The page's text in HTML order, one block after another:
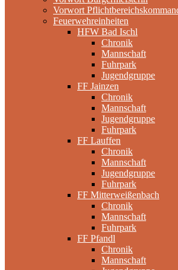
Vorwort
Feuerwehreinheiten
HFW Bad Ischl
Chronik
Mannschaft
Fuhrpark
Jugendgruppe
FF Jainzen
Chronik
Mannschaft
Jugendgruppe
Fuhrpark
FF Lauffen
Chronik
Mannschaft
Jugendgruppe
Fuhrpark
FF Mitterweißenbach
Chronik
Mannschaft
Fuhrpark
FF Pfandl
Chronik
Mannschaft